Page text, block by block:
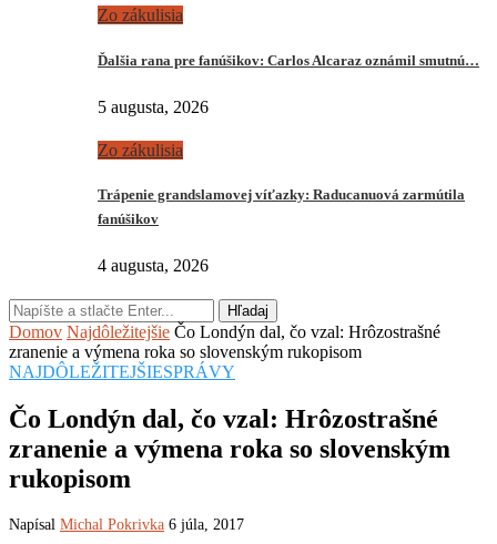
Zo zákulisia
Ďalšia rana pre fanúšikov: Carlos Alcaraz oznámil smutnú…
5 augusta, 2026
Zo zákulisia
Trápenie grandslamovej víťazky: Raducanuová zarmútila
fanúšikov
4 augusta, 2026
Hľadaj
Domov Najdôležitejšie Čo Londýn dal, čo vzal: Hrôzostrašné
zranenie a výmena roka so slovenským rukopisom
NAJDÔLEŽITEJŠIESPRÁVY
Čo Londýn dal, čo vzal: Hrôzostrašné
zranenie a výmena roka so slovenským
rukopisom
Napísal Michal Pokrivka 6 júla, 2017